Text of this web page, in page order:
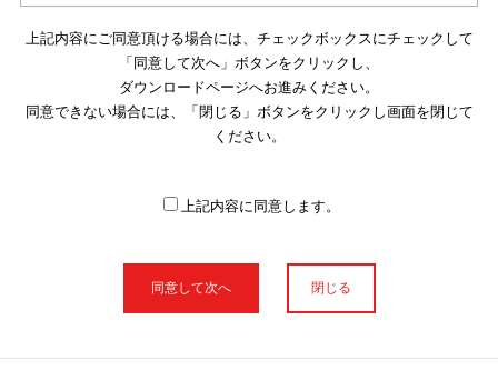
本サイトに公開されている取扱説明書は、製品が発売された時点
のものを掲載しております。従いまして本サイトに掲載されてい
る取扱説明書の記載内容とお客さまがお持ちの製品の仕様がその
後のマイナーチェンジ等で変更になる場合がございます。本サイ
トに公開されている取扱説明書の内容とお手持ちの製品の仕様に
使用上のご注意や安全上のご注意、また測定基準や数値等は取扱
説明書が作成された時点での基準に応じた内容となっております
上記内容にご同意頂ける場合には、チェックボックスにチェックして
「同意して次へ」ボタンをクリックし、
ダウンロードページへお進みください。
同意できない場合には、「閉じる」ボタンをクリックし画面を閉じて
ください。
上記内容に同意します。
閉じる